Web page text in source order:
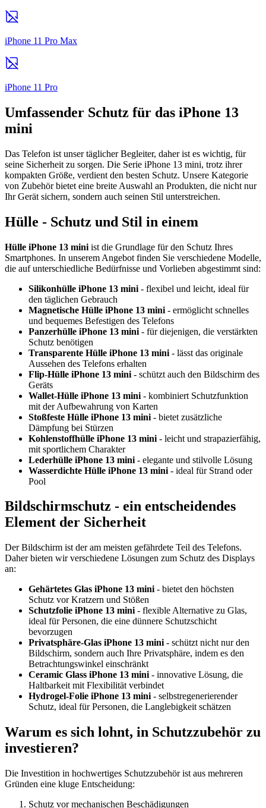
iPhone 11 Pro Max
iPhone 11 Pro
Umfassender Schutz für das iPhone 13
mini
Das Telefon ist unser täglicher Begleiter, daher ist es wichtig, für
seine Sicherheit zu sorgen. Die Serie iPhone 13 mini, trotz ihrer
kompakten Größe, verdient den besten Schutz. Unsere Kategorie
von Zubehör bietet eine breite Auswahl an Produkten, die nicht nur
Ihr Gerät sichern, sondern auch seinen Stil unterstreichen.
Hülle - Schutz und Stil in einem
Hülle iPhone 13 mini ist die Grundlage für den Schutz Ihres
Smartphones. In unserem Angebot finden Sie verschiedene Modelle,
die auf unterschiedliche Bedürfnisse und Vorlieben abgestimmt sind:
Silikonhülle iPhone 13 mini - flexibel und leicht, ideal für
den täglichen Gebrauch
Magnetische Hülle iPhone 13 mini - ermöglicht schnelles
und bequemes Befestigen des Telefons
Panzerhülle iPhone 13 mini - für diejenigen, die verstärkten
Schutz benötigen
Transparente Hülle iPhone 13 mini - lässt das originale
Aussehen des Telefons erhalten
Flip-Hülle iPhone 13 mini - schützt auch den Bildschirm des
Geräts
Wallet-Hülle iPhone 13 mini - kombiniert Schutzfunktion
mit der Aufbewahrung von Karten
Stoßfeste Hülle iPhone 13 mini - bietet zusätzliche
Dämpfung bei Stürzen
Kohlenstoffhülle iPhone 13 mini - leicht und strapazierfähig,
mit sportlichem Charakter
Lederhülle iPhone 13 mini - elegante und stilvolle Lösung
Wasserdichte Hülle iPhone 13 mini - ideal für Strand oder
Pool
Bildschirmschutz - ein entscheidendes
Element der Sicherheit
Der Bildschirm ist der am meisten gefährdete Teil des Telefons.
Daher bieten wir verschiedene Lösungen zum Schutz des Displays
an:
Gehärtetes Glas iPhone 13 mini - bietet den höchsten
Schutz vor Kratzern und Stößen
Schutzfolie iPhone 13 mini - flexible Alternative zu Glas,
ideal für Personen, die eine dünnere Schutzschicht
bevorzugen
Privatsphäre-Glas iPhone 13 mini - schützt nicht nur den
Bildschirm, sondern auch Ihre Privatsphäre, indem es den
Betrachtungswinkel einschränkt
Ceramic Glass iPhone 13 mini - innovative Lösung, die
Haltbarkeit mit Flexibilität verbindet
Hydrogel-Folie iPhone 13 mini - selbstregenerierender
Schutz, ideal für Personen, die Langlebigkeit schätzen
Warum es sich lohnt, in Schutzzubehör zu
investieren?
Die Investition in hochwertiges Schutzzubehör ist aus mehreren
Gründen eine kluge Entscheidung:
Schutz vor mechanischen Beschädigungen